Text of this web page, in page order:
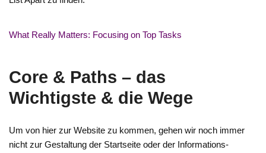
What Really Matters: Focusing on Top Tasks
Core & Paths – das
Wichtigste & die Wege
Um von hier zur Website zu kommen, gehen wir noch immer
nicht zur Gestaltung der Startseite oder der Informations-